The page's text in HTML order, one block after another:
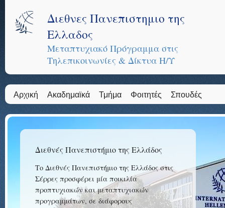
Διεθνες Πανεπιστημιο της
Ελλαδος
Μεταπτυχιακό Πρόγραμμα στις
Τηλεπικοινωνίες & Δίκτυα Η/Υ
Αρχική Ακαδημαϊκά Τμήμα Φοιτητές Σπουδές
Διεθνές Πανεπιστήμιο της Ελλάδος
Το Διεθνές Πανεπιστήμιο της Ελλάδος στις
Σέρρες προσφέρει μία ποικιλία
προπτυχιακών και μεταπτυχιακών
προγραμμάτων, σε διάφορους